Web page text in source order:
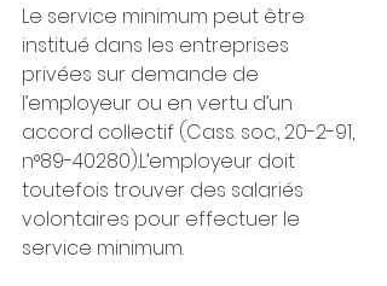
Le service minimum peut être
institué dans les entreprises
privées sur demande de
l’employeur ou en vertu d’un
accord collectif (Cass. soc., 20-2-91,
n°89-40280).L’employeur doit
toutefois trouver des salariés
volontaires pour effectuer le
service minimum.